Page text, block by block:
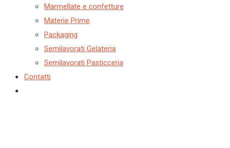
Marmellate e confetture
Materie Prime
Packaging
Semilavorati Gelateria
Semilavorati Pasticceria
Contatti